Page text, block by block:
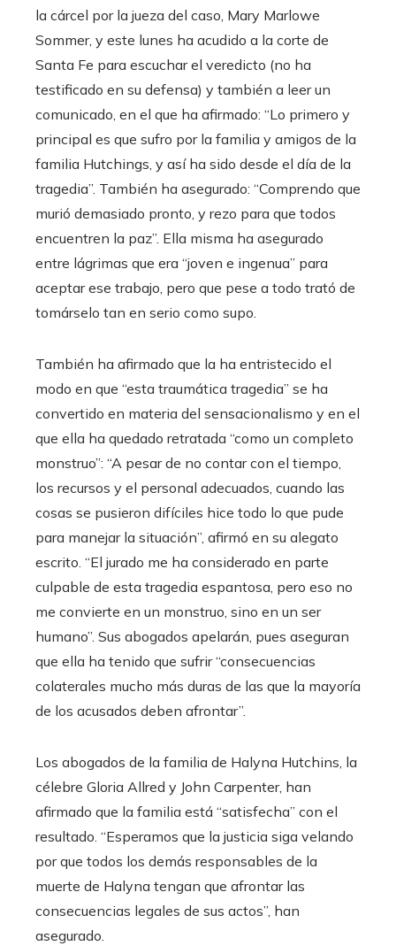
la cárcel por la jueza del caso, Mary Marlowe
Sommer, y este lunes ha acudido a la corte de
Santa Fe para escuchar el veredicto (no ha
testificado en su defensa) y también a leer un
comunicado, en el que ha afirmado: “Lo primero y
principal es que sufro por la familia y amigos de la
familia Hutchings, y así ha sido desde el día de la
tragedia”. También ha asegurado: “Comprendo que
murió demasiado pronto, y rezo para que todos
encuentren la paz”. Ella misma ha asegurado
entre lágrimas que era “joven e ingenua” para
aceptar ese trabajo, pero que pese a todo trató de
tomárselo tan en serio como supo.
También ha afirmado que la ha entristecido el
modo en que “esta traumática tragedia” se ha
convertido en materia del sensacionalismo y en el
que ella ha quedado retratada “como un completo
monstruo”: “A pesar de no contar con el tiempo,
los recursos y el personal adecuados, cuando las
cosas se pusieron difíciles hice todo lo que pude
para manejar la situación”, afirmó en su alegato
escrito. “El jurado me ha considerado en parte
culpable de esta tragedia espantosa, pero eso no
me convierte en un monstruo, sino en un ser
humano”. Sus abogados apelarán, pues aseguran
que ella ha tenido que sufrir “consecuencias
colaterales mucho más duras de las que la mayoría
de los acusados deben afrontar”.
Los abogados de la familia de Halyna Hutchins, la
célebre Gloria Allred y John Carpenter, han
afirmado que la familia está “satisfecha” con el
resultado. “Esperamos que la justicia siga velando
por que todos los demás responsables de la
muerte de Halyna tengan que afrontar las
consecuencias legales de sus actos”, han
asegurado.